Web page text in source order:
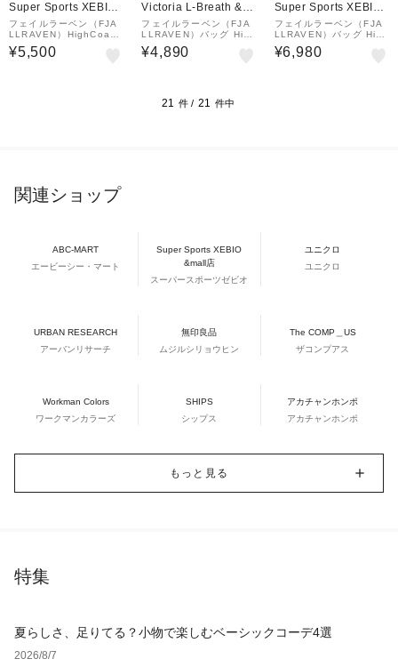
Super Sports XEBIO
&mall店
フェイルラーベン（FJA
LLRAVEN）HighCoast
Pocket ショルダーバッ
グ 23226-221
¥5,500
Victoria L-Breath &m
all店
フェイルラーベン（FJA
LLRAVEN）バッグ High
Coast Pocket SOG 23
226-207
¥4,890
Super Sports XEBIO
&mall店
フェイルラーベン（FJA
LLRAVEN）バッグ High
Coast Hip Pack BLK 2
3223-550
¥6,980
21 件 / 21 件中
関連ショップ
ABC-MART
エービーシー・マート
Super Sports XEBIO
&mall店
スーパースポーツゼビオ
ユニクロ
ユニクロ
URBAN RESEARCH
アーバンリサーチ
無印良品
ムジルシリョウヒン
The COMP＿US
ザコンプアス
Workman Colors
ワークマンカラーズ
SHIPS
シップス
アカチャンホンポ
アカチャンホンポ
もっと見る
特集
夏らしさ、足りてる？小物で楽しむベーシックコーデ4選
2026/8/7